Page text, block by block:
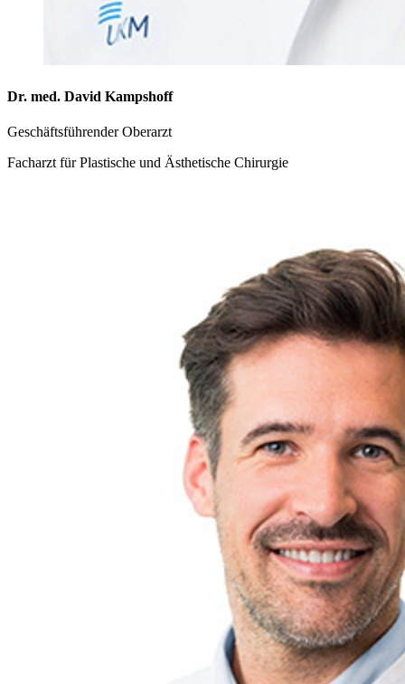
Dr. med. David Kampshoff
Geschäftsführender Oberarzt
Facharzt für Plastische und Ästhetische Chirurgie